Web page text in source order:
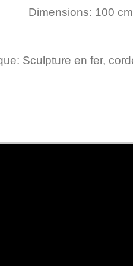
Dimensions: 100
Sculpture en fer,